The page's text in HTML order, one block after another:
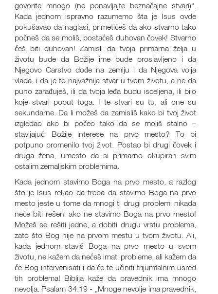
govorite mnogo (ne ponavljajte beznačajne stvari)“.
Kada jednom ispravno razumemo šta je Isus ovde
pokušavao da naglasi, primetićeš da ako stvarno tako
počneš da se moliš, postaćeš duhovan čovek! Stvarno
ćeš biti duhovan! Zamisli da tvoja primarna želja u
životu bude da Božije ime bude proslavljeno i da
Njegovo Carstvo dođe na zemlju i da Njegova volja
vlada, i da je to najvažnija stvar u tvom životu, a ne da
puno zarađuješ, ili da tvoja leđa budu isceljena, ili bilo
koje stvari poput toga. I te stvari su tu, ali one su
sekundarne. Da li možeš da zamisliš kako bi tvoj život
izgledao ako bi počeo tako da se moliš stalno –
stavljajući Božije interese na prvo mesto? To bi
potpuno promenilo tvoj život. Postao bi drugi čovek i
druga žena, umesto da si primarno okupiran svim
ostalim zemaljskim problemima.
Kada jednom stavimo Boga na prvo mesto, a razlog
što je Isus rekao da treba da stavimo Boga na prvo
mesto jeste u tome da mnogi ti drugi problemi nikada
neće biti rešeni ako ne stavimo Boga na prvo mesto!
Možeš se rešiti jedne, a dobiti drugu vrstu problema,
zato što Bog nije na prvom mestu u tvom životu. Ali,
kada jednom staviš Boga na prvo mesto u svom
životu, ne kažem da nećeš imati probleme, ali kažem da
će Bog intervenisati i da će te učiniti trijumfalnim usred
tih problema! Biblija kaže da pravednik ima mnogo
nevolja. Psalam 34:19 - „Mnoge nevolje ima pravednik,